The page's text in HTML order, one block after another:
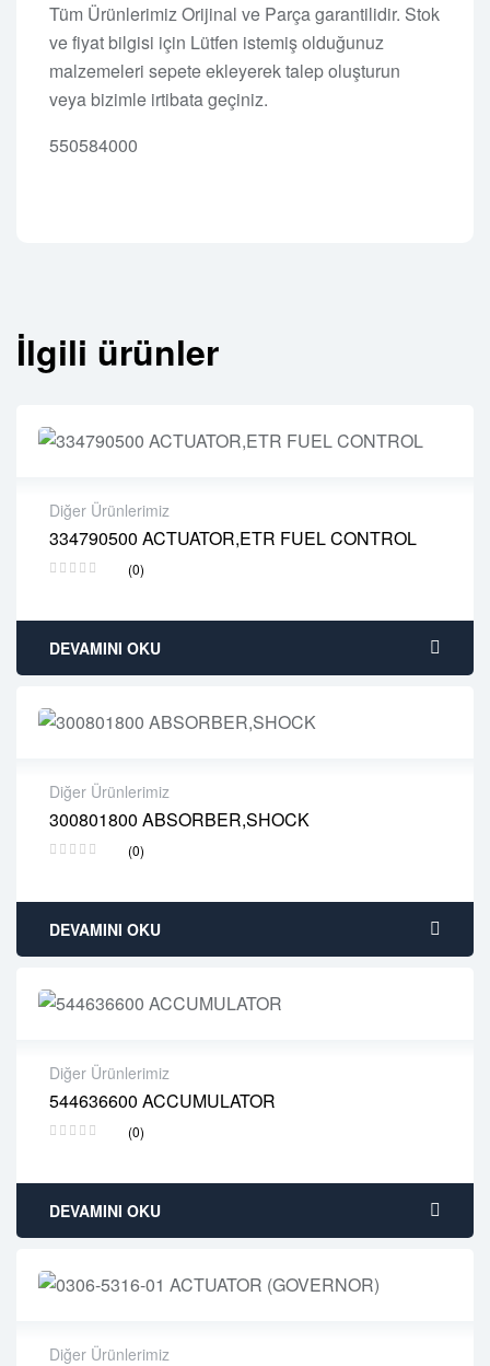
Tüm Ürünlerimiz Orijinal ve Parça garantilidir. Stok
ve fiyat bilgisi için Lütfen istemiş olduğunuz
malzemeleri sepete ekleyerek talep oluşturun
veya bizimle irtibata geçiniz.
550584000
İlgili ürünler
Diğer Ürünlerimiz
334790500 ACTUATOR,ETR FUEL CONTROL
(0)
2 years warranty
Delivery time: 1-2 business days
DEVAMINI OKU
Diğer Ürünlerimiz
300801800 ABSORBER,SHOCK
(0)
2 years warranty
Delivery time: 1-2 business days
DEVAMINI OKU
Diğer Ürünlerimiz
544636600 ACCUMULATOR
(0)
2 years warranty
Delivery time: 1-2 business days
DEVAMINI OKU
Diğer Ürünlerimiz